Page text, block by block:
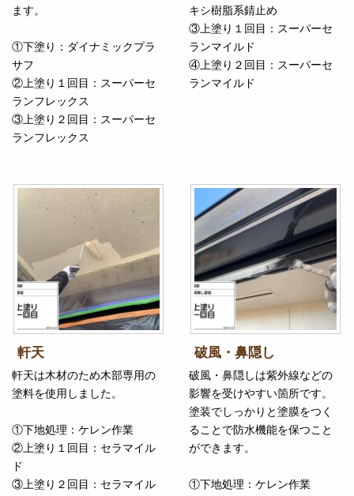
ます。
①下塗り：ダイナミックプラ
サフ
②上塗り１回目：スーパーセ
ランフレックス
③上塗り２回目：スーパーセ
ランフレックス
キシ樹脂系錆止め
③上塗り１回目：スーパーセ
ランマイルド
④上塗り２回目：スーパーセ
ランマイルド
軒天
軒天は木材のため木部専用の
塗料を使用しました。
①下地処理：ケレン作業
②上塗り１回目：セラマイル
ド
③上塗り２回目：セラマイル
破風・鼻隠し
破風・鼻隠しは紫外線などの
影響を受けやすい箇所です。
塗装でしっかりと塗膜をつく
ることで防水機能を保つこと
ができます。
①下地処理：ケレン作業